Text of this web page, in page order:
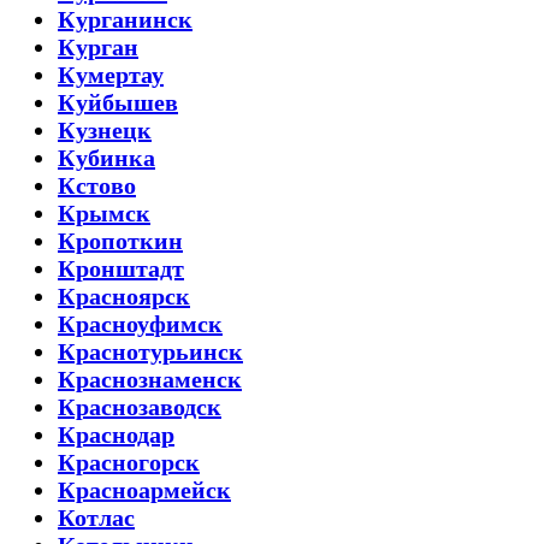
Курганинск
Курган
Кумертау
Куйбышев
Кузнецк
Кубинка
Кстово
Крымск
Кропоткин
Кронштадт
Красноярск
Красноуфимск
Краснотурьинск
Краснознаменск
Краснозаводск
Краснодар
Красногорск
Красноармейск
Котлас